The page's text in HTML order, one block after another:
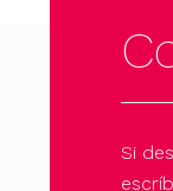
Si